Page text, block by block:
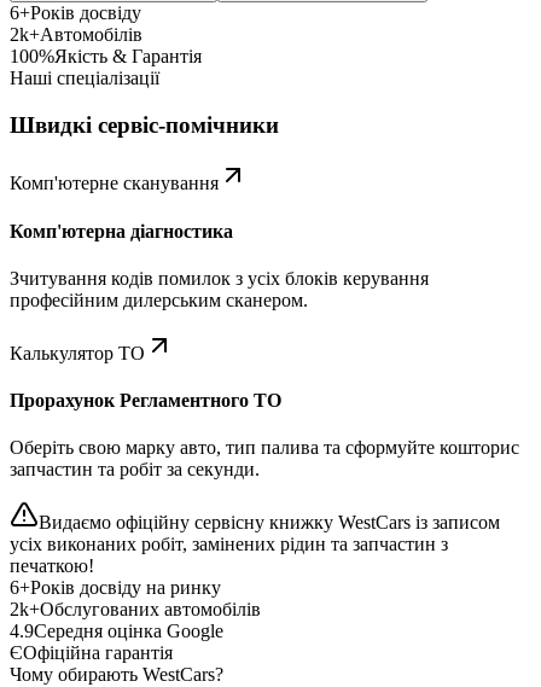
6+Років досвіду
2k+Автомобілів
100%Якість & Гарантія
Наші спеціалізації
Швидкі сервіс-помічники
Комп'ютерне сканування
Комп'ютерна діагностика
Зчитування кодів помилок з усіх блоків керування
професійним дилерським сканером.
Калькулятор ТО
Прорахунок Регламентного ТО
Оберіть свою марку авто, тип палива та сформуйте кошторис
запчастин та робіт за секунди.
Видаємо офіційну сервісну книжку WestCars із записом
усіх виконаних робіт, замінених рідин та запчастин з
печаткою!
6+Років досвіду на ринку
2k+Обслугованих автомобілів
4.9Середня оцінка Google
ЄОфіційна гарантія
Чому обирають WestCars?